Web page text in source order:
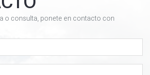
o consulta, ponete en contacto con